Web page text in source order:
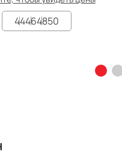
44464850